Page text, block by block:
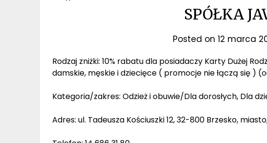
SPÓŁKA
Posted on 12 marca
Rodzaj zniżki: 10% rabatu dla posiadaczy Karty Dużej
damskie, męskie i dziecięce ( promocje nie łączą się )
Kategoria/zakres: Odzież i obuwie/Dla dorosłych, Dla
Adres: ul. Tadeusza Kościuszki 12, 32-800 Brzesko, miasto,